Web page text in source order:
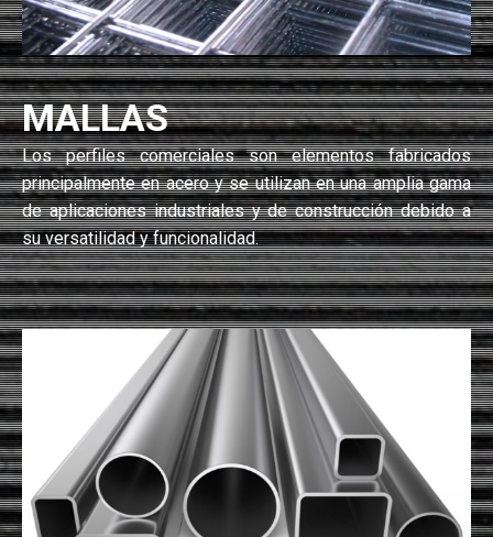
MALLAS
Los perfiles comerciales son elementos fabricados
principalmente en acero y se utilizan en una amplia gama
de aplicaciones industriales y de construcción debido a
su versatilidad y funcionalidad.